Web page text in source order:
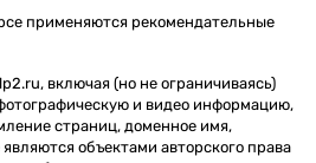
применяются рекомендательные
включая (но не ограничиваясь)
и видео информацию,
страниц, доменное имя,
объектами авторского права